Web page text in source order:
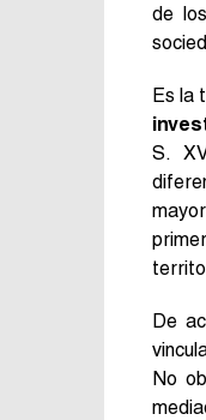
de
Es la
S.
De
No